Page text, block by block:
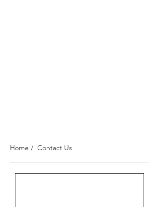
Home / Contact Us